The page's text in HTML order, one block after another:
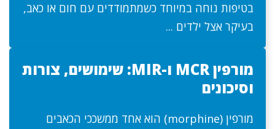
בטיפות נוחה במיוחד כשמתמודדים עם חום או כאב,
בעיקר אצל ילדים ...
מורפין MCR ו-MIR: שימושים, צורות
וסיכונים
מורפין (morphine) הוא אחד ממשככי הכאבים